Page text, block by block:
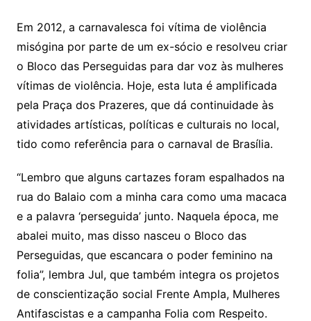
Em 2012, a carnavalesca foi vítima de violência
misógina por parte de um ex-sócio e resolveu criar
o Bloco das Perseguidas para dar voz às mulheres
vítimas de violência. Hoje, esta luta é amplificada
pela Praça dos Prazeres, que dá continuidade às
atividades artísticas, políticas e culturais no local,
tido como referência para o carnaval de Brasília.
“Lembro que alguns cartazes foram espalhados na
rua do Balaio com a minha cara como uma macaca
e a palavra ‘perseguida’ junto. Naquela época, me
abalei muito, mas disso nasceu o Bloco das
Perseguidas, que escancara o poder feminino na
folia”, lembra Jul, que também integra os projetos
de conscientização social Frente Ampla, Mulheres
Antifascistas e a campanha Folia com Respeito.